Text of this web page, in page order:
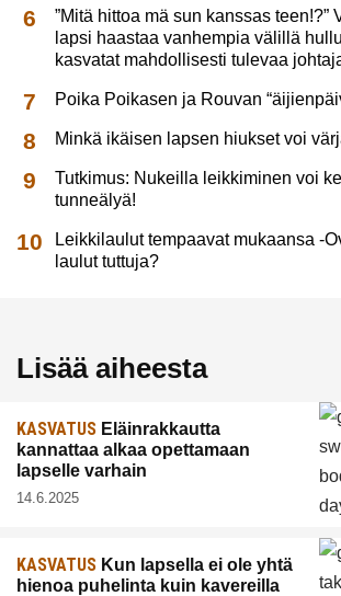
”Mitä hittoa mä sun kanssas teen!?”
lapsi haastaa vanhempia välillä
kasvatat mahdollisesti tulevaa
Poika Poikasen ja Rouvan
Minkä ikäisen lapsen hiukset voi
Tutkimus: Nukeilla leikkiminen voi
tunneälyä!
Leikkilaulut tempaavat mukaansa -
laulut tuttuja?
Lisää aiheesta
KASVATUS Eläinrakkautta
kannattaa alkaa opettamaan
lapselle varhain
14.6.2025
KASVATUS Kun lapsella ei ole yhtä
hienoa puhelinta kuin kavereilla